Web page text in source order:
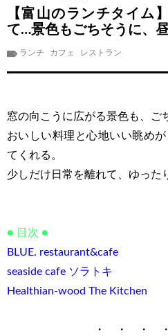
【富山のランチタイム
て…景色もごちそうに、
ランチ カフェ レストラン
窓の向こうに広がる景色も、ご
おいしい料理と心地いい眺め
てくれる。
少しだけ日常を離れて、ゆった
● 目次 ●
BLUE. restaurant&cafe
seaside cafe ソラトキ
Healthian-wood The Kitchen
・ ・ ・